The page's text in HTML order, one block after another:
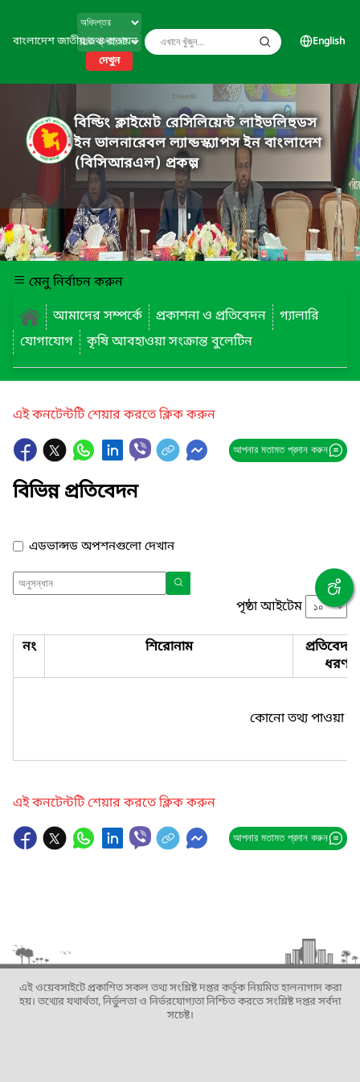
বাংলাদেশ জাতীয় তথ্য বাতায়ন
দেখুন
English
বিল্ডিং ক্লাইমেট রেসিলিয়েন্ট লাইভলিহুডস
ইন ভালনারেবল ল্যান্ডস্ক্যাপস ইন বাংলাদেশ
(বিসিআরএল) প্রকল্প
মেনু নির্বাচন করুন
আমাদের সম্পর্কে
প্রকাশনা ও প্রতিবেদন
গ্যালারি
যোগাযোগ
কৃষি আবহাওয়া সংক্রান্ত বুলেটিন
এই কনটেন্টটি শেয়ার করতে ক্লিক করুন
আপনার মতামত প্রদান করুন
বিভিন্ন প্রতিবেদন
এডভান্সড অপশনগুলো দেখান
পৃষ্ঠা আইটেম
নং শিরোনাম
ধরণ
কোনো তথ্য পাওয়া
এই কনটেন্টটি শেয়ার করতে ক্লিক করুন
আপনার মতামত প্রদান করুন
এই ওয়েবসাইটে প্রকাশিত সকল তথ্য সংশ্লিষ্ট দপ্তর কর্তৃক নিয়মিত হালনাগাদ করা
হয়। তথ্যের যথার্থতা, নির্ভুলতা ও নির্ভরযোগ্যতা নিশ্চিত করতে সংশ্লিষ্ট দপ্তর সর্বদা
সচেষ্ট।